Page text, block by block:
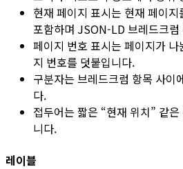
현재 페이지 표시는 현재 페이지
포함하며 JSON-LD 브레드크
페이지 번호 표시는 페이지가 나
지 번호를 덧붙입니다.
구분자는 브레드크럼 항목 사이
다.
접두어는 짧은 “현재 위치” 같
니다.
레이블